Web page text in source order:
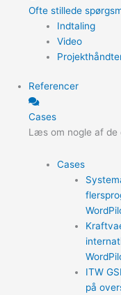
Ofte stillede
Indtaling
Video
Referencer
Cases
Læs om nogle af de
Cases
ITW
på